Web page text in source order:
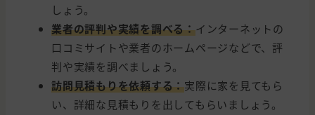
しょう。
業者の評判や実績を調べる：インターネットの
口コミサイトや業者のホームページなどで、評
判や実績を調べましょう。
訪問見積もりを依頼する：実際に家を見てもら
い、詳細な見積もりを出してもらいましょう。